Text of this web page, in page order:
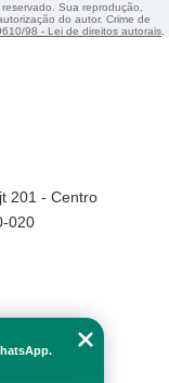
Sua reprodução,
do autor. Crime de
98 - Lei de direitos autorais.
201 - Centro
020